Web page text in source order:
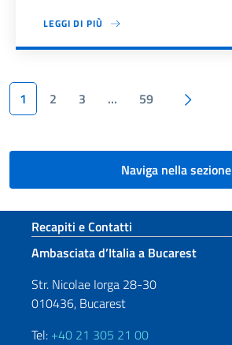
LEGGI DI PIÙ
Paginazione
1 2 3 … 59
Naviga nella sezione
Sezione footer
Recapiti e Contatti
Ambasciata d’Italia a Bucarest
Str. Nicolae Iorga 28-30
010436, Bucarest
Tel: +40 21 305 21 00